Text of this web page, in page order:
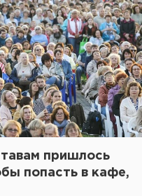
пришлось
попасть в кафе,